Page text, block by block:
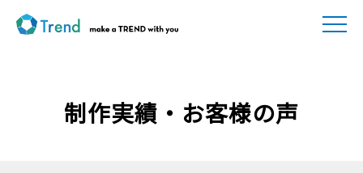
制作実績・お客様の声